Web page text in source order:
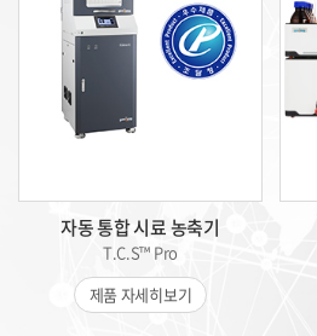
자동 통합 시료 농축기
T.C.S™ Pro
제품 자세히보기